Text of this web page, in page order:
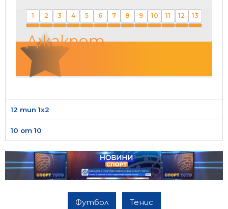
1 2 3 4 5 6 7 8 9 10 11 12 13
Джакпот
12 тип 1х2
10 от 10
Футбол Тенис